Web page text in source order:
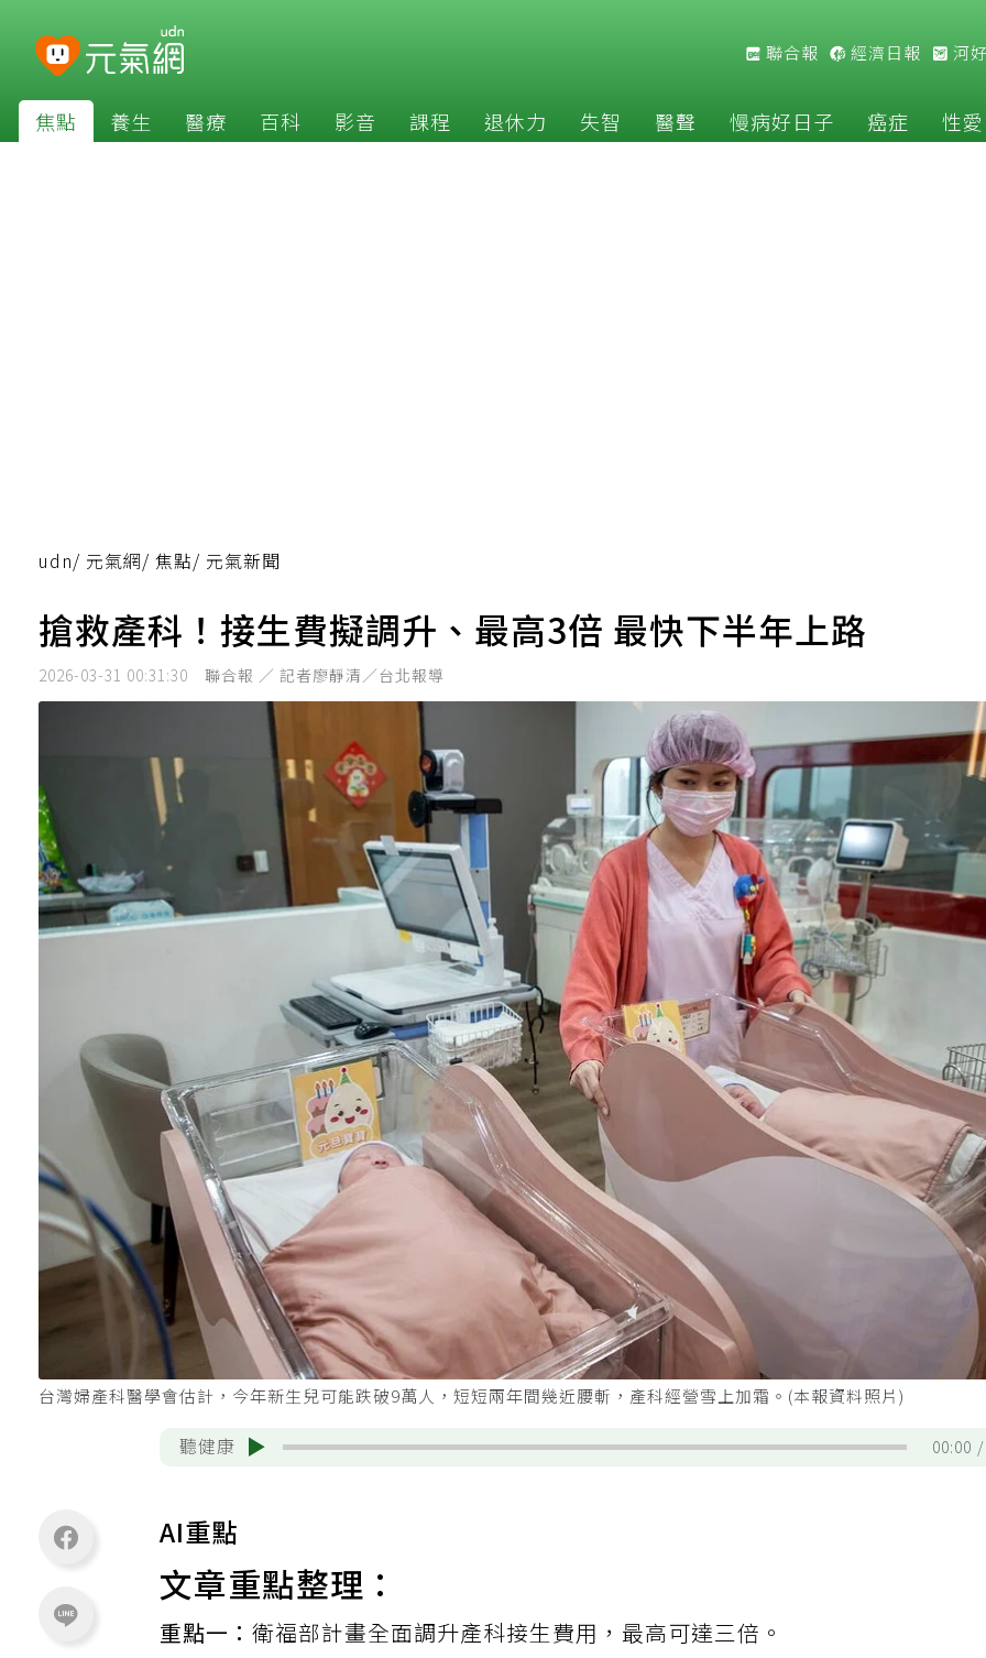
聯合報 經濟日報 河
焦點 養生 醫療 百科 影音 課程 退休力 失智 醫聲 慢病好日子 癌症 性愛
udn/ 元氣網/ 焦點/ 元氣新聞
搶救產科！接生費擬調升、最高3倍 最快下半年上路
2026-03-31 00:31:30 聯合報 ／ 記者廖靜清／台北報導
台灣婦產科醫學會估計，今年新生兒可能跌破9萬人，短短兩年間幾近腰斬，產科經營雪上加霜。(本報資料照片)
聽健康 00:00
AI重點
文章重點整理：
重點一：衛福部計畫全面調升產科接生費用，最高可達三倍。